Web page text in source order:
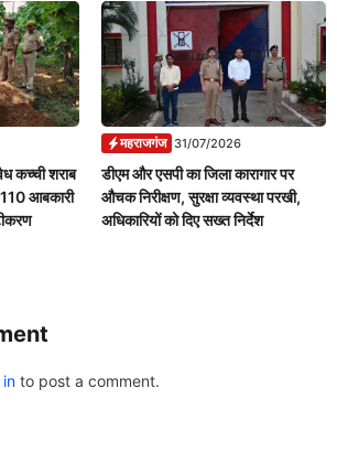
कच्ची शराब
आबकारी
महराजगंज 31/07/2026
डीएम और एसपी का जिला कारागार पर
औचक निरीक्षण, सुरक्षा व्यवस्था परखी,
अधिकारियों को दिए सख्त निर्देश
to post a comment.